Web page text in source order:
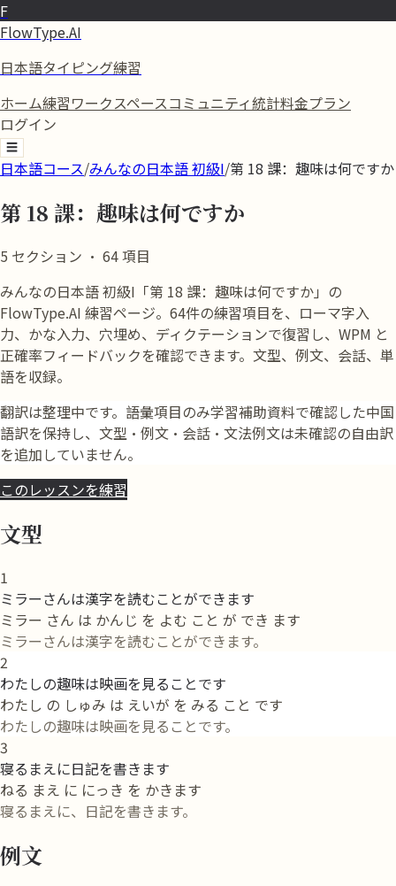
F
FlowType.AI
日本語タイピング練習
ホーム練習ワークスペースコミュニティ統計料金プラン
ログイン
☰
日本語コース/みんなの日本語 初級I/第 18 課：趣味は何ですか
第 18 課：趣味は何ですか
5 セクション · 64項目
みんなの日本語 初級I「第 18 課：趣味は何ですか」の
FlowType.AI 練習ページ。64件の練習項目を、ローマ字入
力、かな入力、穴埋め、ディクテーションで復習し、WPM と
正確率フィードバックを確認できます。文型、例文、会話、単
語を収録。
翻訳は整理中です。語彙項目のみ学習補助資料で確認した中国
語訳を保持し、文型・例文・会話・文法例文は未確認の自由訳
を追加していません。
このレッスンを練習
文型
1
ミラーさんは漢字を読むことができます
ミラー さん は かんじ を よむ こと が でき ます
ミラーさんは漢字を読むことができます。
2
わたしの趣味は映画を見ることです
わたし の しゅみ は えいが を みる こと です
わたしの趣味は映画を見ることです。
3
寝るまえに日記を書きます
ねる まえ に にっき を かきます
寝るまえに、日記を書きます。
例文